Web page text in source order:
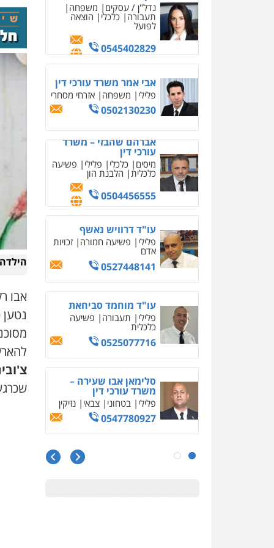
פלילי צווארון לבן מס
הכנסה מע"מ
0506209859
פלילי פשיעה חמורה
מעצרים וחקירות תעבורה
0549535659
עו"ד שנהב אילון
פלילי פשיעה חמורה
חקירות ומעצרים נוער
עורכי דין לענייני אסירים
0549475678
עו"ד אורנת קמרון
פלילי תעבורה עורכי דין
לענייני אסירים משפחה
נוער
0505417090
עו"ד חמאדה מסרי
תעבורה
0526631970
עו"ד פיני פישלר
פלילי תעבורה מח"ש
אזרחי כלכלי
0505234000
להאריך